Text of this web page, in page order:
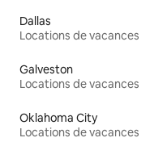
Dallas
Locations de vacances
Galveston
Locations de vacances
Oklahoma City
Locations de vacances